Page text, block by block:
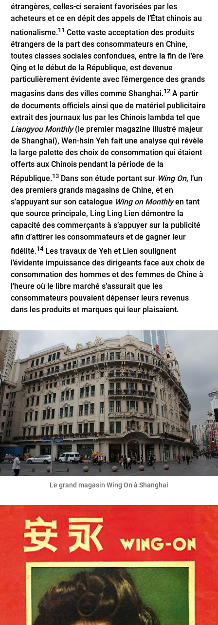
étrangères, celles-ci seraient favorisées par les
acheteurs et ce en dépit des appels de l’État chinois au
nationalisme.11 Cette vaste acceptation des produits
étrangers de la part des consommateurs en Chine,
toutes classes sociales confondues, entre la fin de l’ère
Qing et le début de la République, est devenue
particulièrement évidente avec l’émergence des grands
magasins dans des villes comme Shanghai.12 A partir
de documents officiels ainsi que de matériel publicitaire
extrait des journaux lus par les Chinois lambda tel que
Liangyou Monthly(le premier magazine illustré majeur
de Shanghai), Wen-hsin Yeh fait une analyse qui révèle
la large palette des choix de consommation qui étaient
offerts aux Chinois pendant la période de la
République.13 Dans son étude portant sur Wing On, l’un
des premiers grands magasins de Chine, et en
s’appuyant sur son catalogue Wing on Monthlyen tant
que source principale, Ling Ling Lien démontre la
capacité des commerçants à s’appuyer sur la publicité
afin d’attirer les consommateurs et de gagner leur
fidélité.14 Les travaux de Yeh et Lien soulignent
l’évidente impuissance des dirigeants face aux choix de
consommation des hommes et des femmes de Chine à
l’heure où le libre marché s’assurait que les
consommateurs pouvaient dépenser leurs revenus
dans les produits et marques qui leur plaisaient.
Le grand magasin Wing On à Shanghai